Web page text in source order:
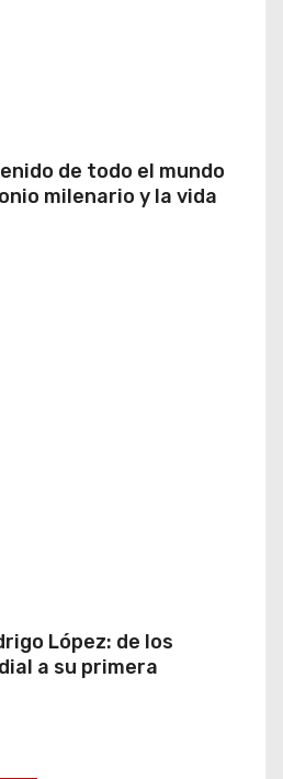
de todo el mundo
milenario y la vida
López: de los
a su primera